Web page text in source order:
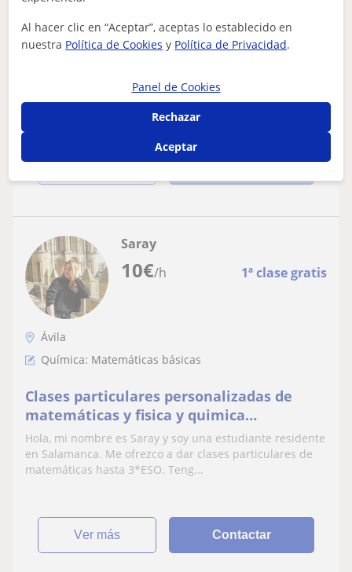
Ingeniero de Caminos graduado en la
UPM. Clases presenciales de Matemáticas,
Ingeniería de Caminos, Canales y Puertos (Ingeniería
Civil y Territorial). Llevo má...
ver más Contactar
10€/h 1ª clase gratis
Saray
Ávila
Química: Matemáticas básicas
Clases particulares personalizadas de
matemáticas y fisica y quimica
(Primaria/Secundaria)
Hola, mi nombre es Saray y soy una estudiante residente
en Salamanca. Me ofrezco a dar clases particulares de
matemáticas hasta 3*ESO. Teng...
ver más Contactar
Al hacer clic en “Aceptar”, aceptas lo establecido en
nuestra Política de Cookies y Política de Privacidad.
Panel de Cookies
Rechazar
Aceptar